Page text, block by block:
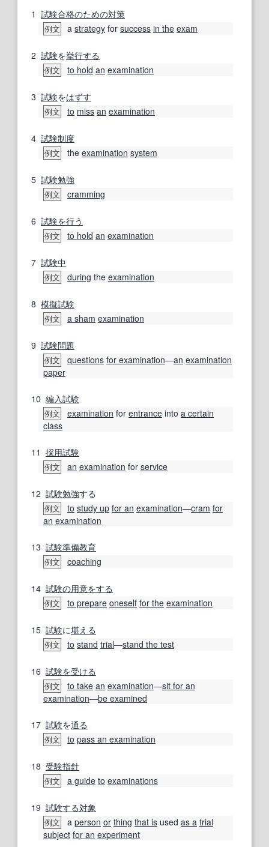
1 試験合格のための対策
例文 a strategy for success in the exam
2 試験を挙行する
例文 to hold an examination
3 試験をはずす
例文 to miss an examination
4 試験制度
例文 the examination system
5 試験勉強
例文 cramming
6 試験を行う
例文 to hold an examination
7 試験中
例文 during the examination
8 模擬試験
例文 a sham examination
9 試験問題
例文 questions for examination―an examination
paper
10 編入試験
例文 examination for entrance into a certain
class
11 採用試験
例文 an examination for service
12 試験勉強する
例文 to study up for an examination―cram for
an examination
13 試験準備教育
例文 coaching
14 試験の用意をする
例文 to prepare oneself for the examination
15 試験に堪える
例文 to stand trial―stand the test
16 試験を受ける
例文 to take an examination―sit for an
examination―be examined
17 試験を通る
例文 to pass an examination
18 受験指針
例文 a guide to examinations
19 試験する対象
例文 a person or thing that is used as a trial
subject for an experiment